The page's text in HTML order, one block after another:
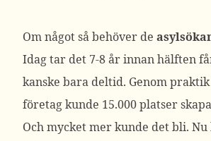
Om något så behöver de
Idag tar det 7-8 år innan hälften
kanske bara deltid. Genom praktik
företag kunde 15.000 platser
Och mycket mer kunde det bli.